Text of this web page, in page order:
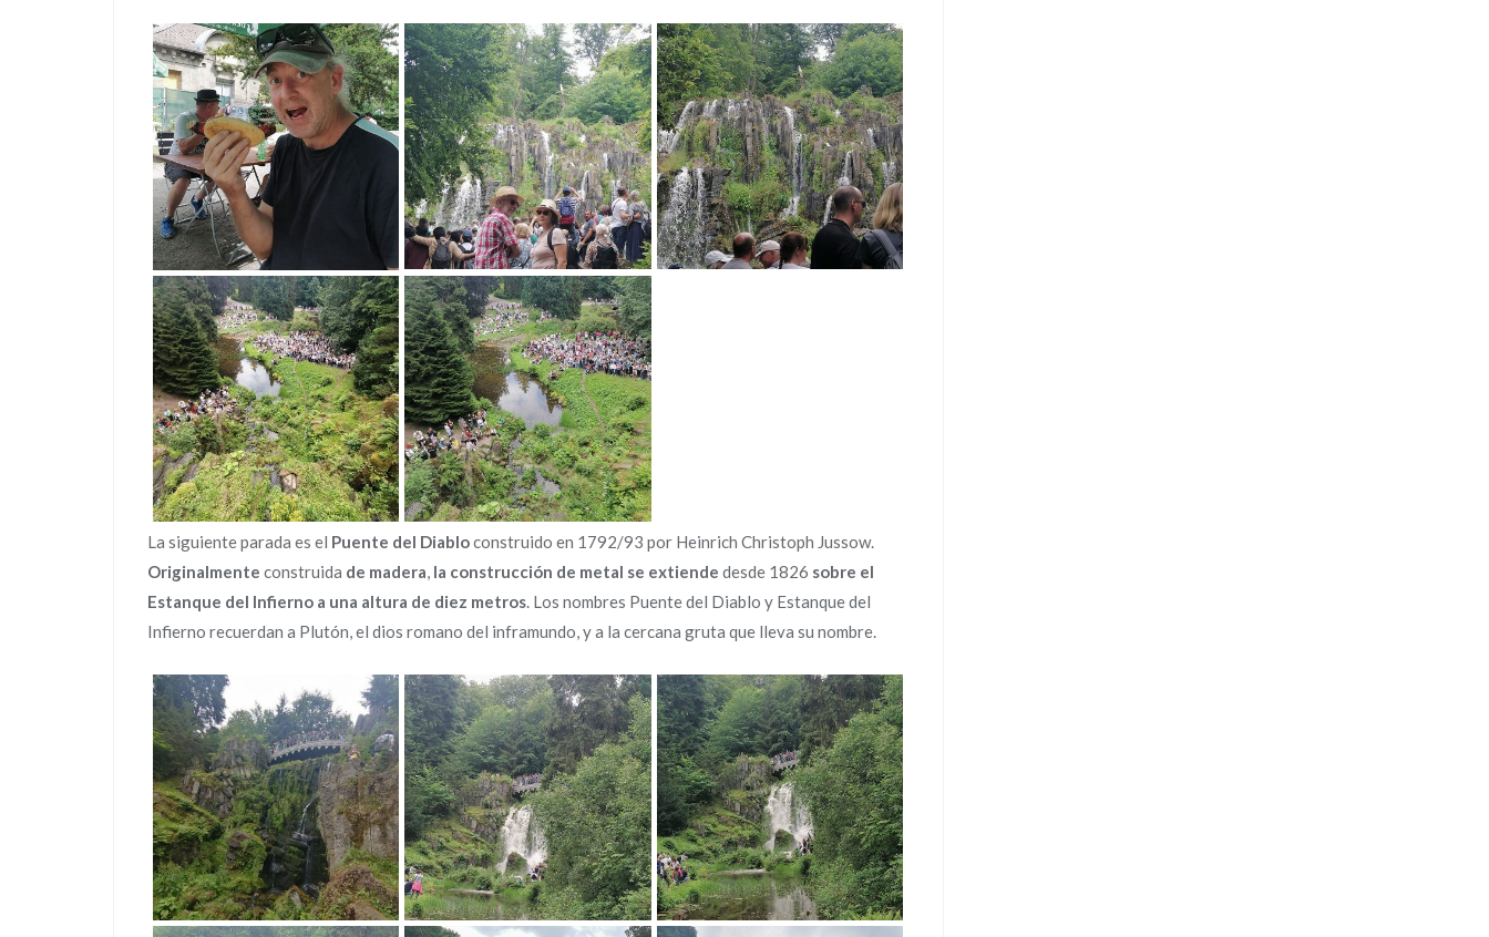
La siguiente parada es el Puente del Diabloconstruido en 1792/93 por Heinrich Christoph Jussow.
Originalmente construida de madera, la construcción de metal se extiende desde 1826 sobre el
Estanque del Infierno a una altura de diez metros. Los nombres Puente del Diablo y Estanque del
Infierno recuerdan a Plutón, el dios romano del inframundo, y a la cercana gruta que lleva su nombre.